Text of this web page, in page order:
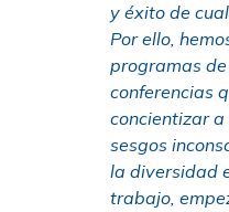
y éxito de
Por ello,
programas
conferencias
concientizar a
sesgos
la diversidad
trabajo,